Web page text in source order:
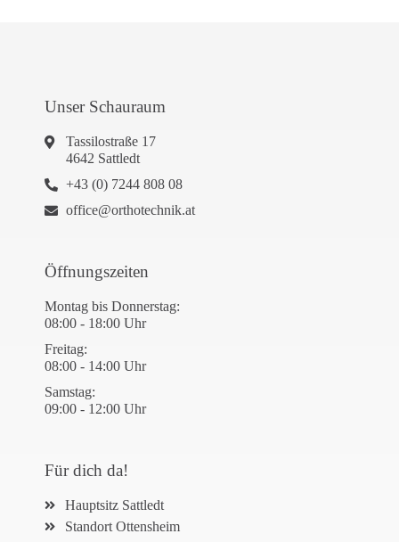
Unser Schauraum
Tassilostraße 17
4642 Sattledt
+43 (0) 7244 808 08
office@orthotechnik.at
Öffnungszeiten
Montag bis Donnerstag:
08:00 - 18:00 Uhr
Freitag:
08:00 - 14:00 Uhr
Samstag:
09:00 - 12:00 Uhr
Für dich da!
Hauptsitz Sattledt
Standort Ottensheim